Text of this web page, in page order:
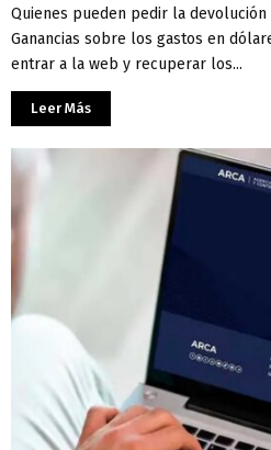
Quienes pueden pedir la
Ganancias sobre los gastos en
entrar a la web y recuperar los...
Leer Más